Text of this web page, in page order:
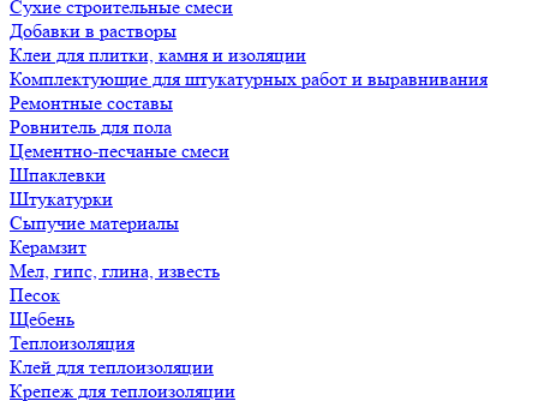
Сухие строительные смеси
Добавки в растворы
Клеи для плитки, камня и изоляции
Комплектующие для штукатурных работ и выравнивания
Ремонтные составы
Ровнитель для пола
Цементно-песчаные смеси
Шпаклевки
Штукатурки
Сыпучие материалы
Керамзит
Мел, гипс, глина, известь
Песок
Щебень
Теплоизоляция
Клей для теплоизоляции
Крепеж для теплоизоляции